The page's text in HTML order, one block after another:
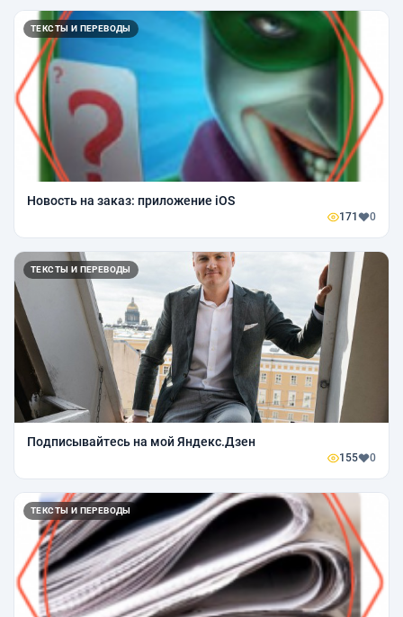
ТЕКСТЫ И ПЕРЕВОДЫ
Новость на заказ: приложение iOS
171 0
ТЕКСТЫ И ПЕРЕВОДЫ
Подписывайтесь на мой Яндекс.Дзен
155 0
ТЕКСТЫ И ПЕРЕВОДЫ